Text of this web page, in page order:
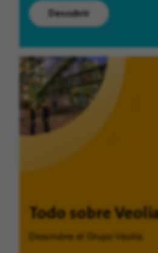
Descubrir
Todo sobre
Descrubre el Grupo Veolia.